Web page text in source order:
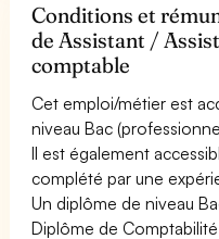
Conditions et
de Assistant /
comptable
Cet emploi/métier est
niveau Bac
Il est également
complété par une
Un diplôme de niveau
Diplôme de